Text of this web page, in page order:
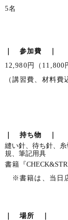
5名
｜ 参加費 ｜
12,980円（11,800
（講習費、材料費
｜ 持ち物 ｜
縫い針、待ち針、
規、筆記用具
書籍 『
※書籍は、当日
｜ 場所 ｜